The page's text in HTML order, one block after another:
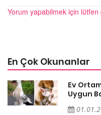
Yorum yapabilmek için lütfen
En Çok Okunanlar
Ev
Uygun